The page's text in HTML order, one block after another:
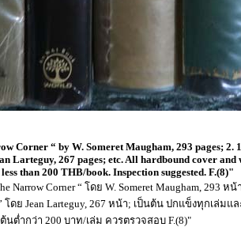
Corner “ by W. Someret Maugham, 293 pages; 2.
Larteguy, 267 pages; etc. All hardbound cover
than 200 THB/book. Inspection suggested. F.(8)"
Corner “ โดย W. Someret Maugham, 293 หน้
โดย Jean Larteguy, 267 หน้า; เป็นต้น ปกแข็งทุกเล่ม
ต่ำกว่า 200 บาท/เล่ม ควรตรวจสอบ F.(8)"